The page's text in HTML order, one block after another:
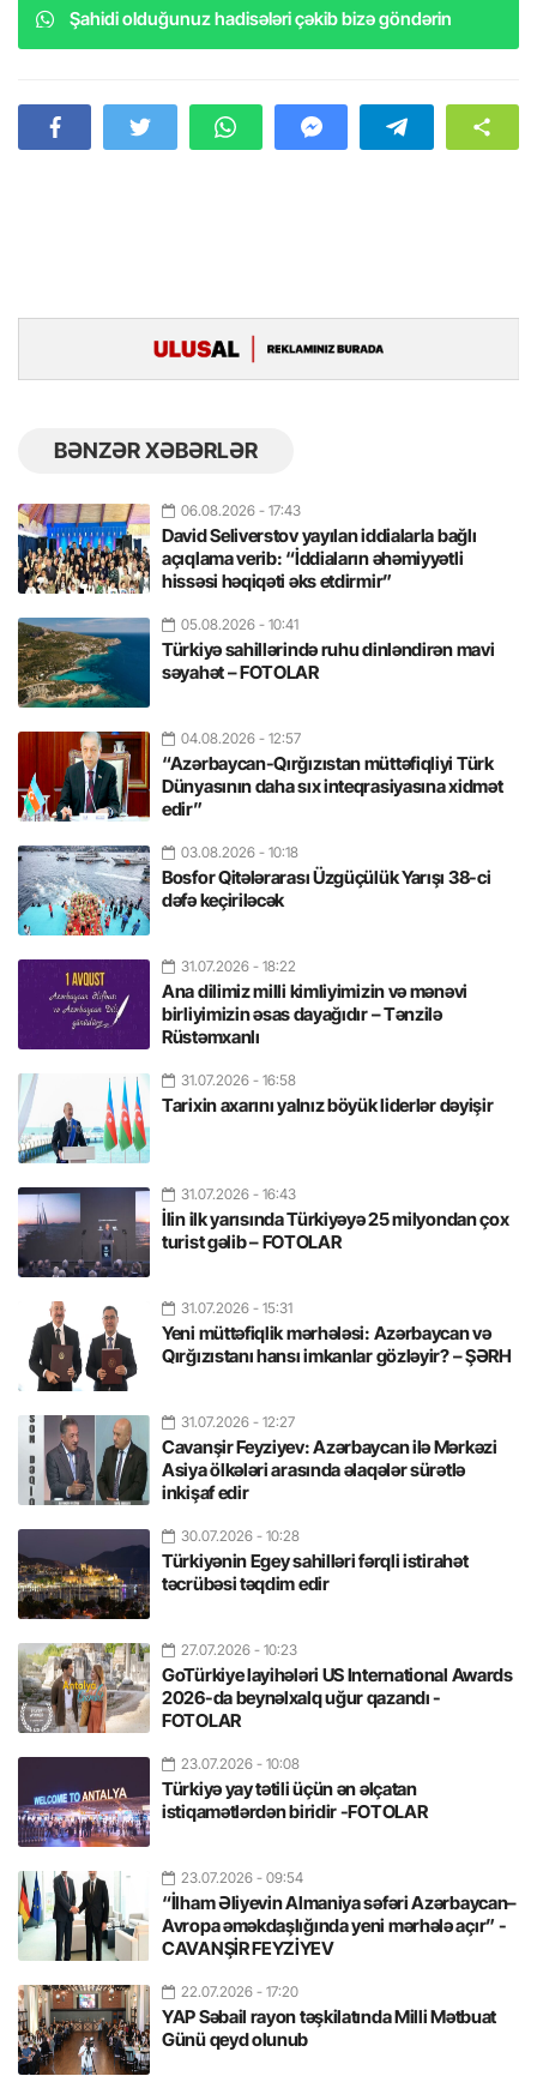
Şahidi olduğunuz hadisələri çəkib bizə göndərin
BƏNZƏR XƏBƏRLƏR
06.08.2026 - 17:43
David Seliverstov yayılan iddialarla bağlı
açıqlama verib: “İddiaların əhəmiyyətli
hissəsi həqiqəti əks etdirmir”
05.08.2026 - 10:41
Türkiyə sahillərində ruhu dinləndirən mavi
səyahət – FOTOLAR
04.08.2026 - 12:57
“Azərbaycan-Qırğızıstan müttəfiqliyi Türk
Dünyasının daha sıx inteqrasiyasına xidmət
edir”
03.08.2026 - 10:18
Bosfor Qitələrarası Üzgüçülük Yarışı 38-ci
dəfə keçiriləcək
31.07.2026 - 18:22
Ana dilimiz milli kimliyimizin və mənəvi
birliyimizin əsas dayağıdır – Tənzilə
Rüstəmxanlı
31.07.2026 - 16:58
Tarixin axarını yalnız böyük liderlər dəyişir
31.07.2026 - 16:43
İlin ilk yarısında Türkiyəyə 25 milyondan çox
turist gəlib – FOTOLAR
31.07.2026 - 15:31
Yeni müttəfiqlik mərhələsi: Azərbaycan və
Qırğızıstanı hansı imkanlar gözləyir? – ŞƏRH
31.07.2026 - 12:27
Cavanşir Feyziyev: Azərbaycan ilə Mərkəzi
Asiya ölkələri arasında əlaqələr sürətlə
inkişaf edir
30.07.2026 - 10:28
Türkiyənin Egey sahilləri fərqli istirahət
təcrübəsi təqdim edir
27.07.2026 - 10:23
GoTürkiye layihələri US International Awards
2026-da beynəlxalq uğur qazandı -
FOTOLAR
23.07.2026 - 10:08
Türkiyə yay tətili üçün ən əlçatan
istiqamətlərdən biridir -FOTOLAR
23.07.2026 - 09:54
“İlham Əliyevin Almaniya səfəri Azərbaycan–
Avropa əməkdaşlığında yeni mərhələ açır” -
CAVANŞİR FEYZİYEV
22.07.2026 - 17:20
YAP Səbail rayon təşkilatında Milli Mətbuat
Günü qeyd olunub